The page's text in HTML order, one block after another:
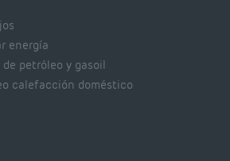
energía
de petróleo y gasoil
calefacción doméstico